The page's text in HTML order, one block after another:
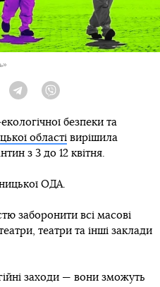
Twitter Telegram
безпеки та
області вирішила
з 3 до 12 квітня.
ОДА.
заборонити всі масові
театри та інші заклади
заходи — вони зможуть